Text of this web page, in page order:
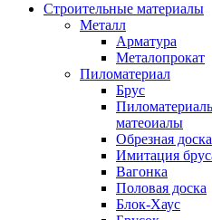
Строительные материалы
Металл
Арматура
Металопрокат
Пиломатериал
Брус
матеоиалы
Обрезная доска
Имитация
Вагонка
Половая доска
Блок-Хаус